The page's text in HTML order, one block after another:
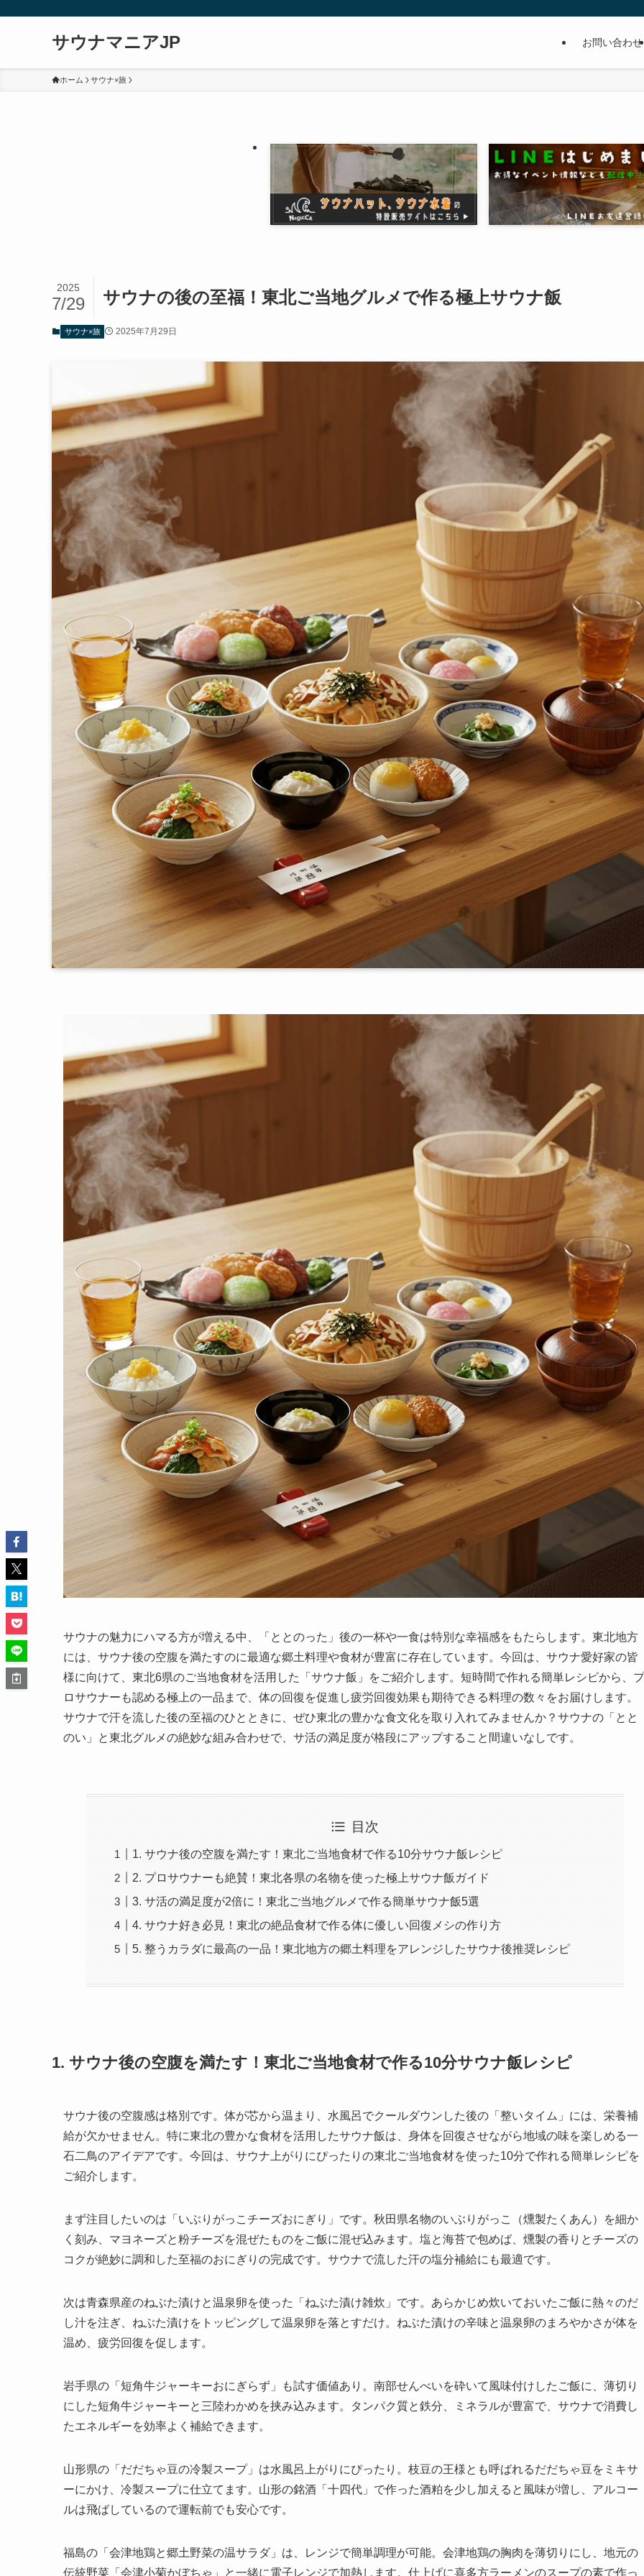
サウナマニアJP お問い合わせ
ホーム サウナ×旅
サウナの後の至福！東北ご当地グルメで作る極上サウナ飯
2025
7/29
サウナ×旅 2025年7月29日
サウナの魅力にハマる方が増える中、「ととのった」後の一杯や一食は特別な幸福感をもたらします。東北地方
には、サウナ後の空腹を満たすのに最適な郷土料理や食材が豊富に存在しています。今回は、サウナ愛好家の皆
様に向けて、東北6県のご当地食材を活用した「サウナ飯」をご紹介します。短時間で作れる簡単レシピから、プ
ロサウナーも認める極上の一品まで、体の回復を促進し疲労回復効果も期待できる料理の数々をお届けします。
サウナで汗を流した後の至福のひとときに、ぜひ東北の豊かな食文化を取り入れてみませんか？サウナの「とと
のい」と東北グルメの絶妙な組み合わせで、サ活の満足度が格段にアップすること間違いなしです。
目次
1. サウナ後の空腹を満たす！東北ご当地食材で作る10分サウナ飯レシピ
2. プロサウナーも絶賛！東北各県の名物を使った極上サウナ飯ガイド
3. サ活の満足度が2倍に！東北ご当地グルメで作る簡単サウナ飯5選
4. サウナ好き必見！東北の絶品食材で作る体に優しい回復メシの作り方
5. 整うカラダに最高の一品！東北地方の郷土料理をアレンジしたサウナ後推奨レシピ
1. サウナ後の空腹を満たす！東北ご当地食材で作る10分サウナ飯レシピ
サウナ後の空腹感は格別です。体が芯から温まり、水風呂でクールダウンした後の「整いタイム」には、栄養補
給が欠かせません。特に東北の豊かな食材を活用したサウナ飯は、身体を回復させながら地域の味を楽しめる一
石二鳥のアイデアです。今回は、サウナ上がりにぴったりの東北ご当地食材を使った10分で作れる簡単レシピを
ご紹介します。
まず注目したいのは「いぶりがっこチーズおにぎり」です。秋田県名物のいぶりがっこ（燻製たくあん）を細か
く刻み、マヨネーズと粉チーズを混ぜたものをご飯に混ぜ込みます。塩と海苔で包めば、燻製の香りとチーズの
コクが絶妙に調和した至福のおにぎりの完成です。サウナで流した汗の塩分補給にも最適です。
次は青森県産のねぶた漬けと温泉卵を使った「ねぶた漬け雑炊」です。あらかじめ炊いておいたご飯に熱々のだ
し汁を注ぎ、ねぶた漬けをトッピングして温泉卵を落とすだけ。ねぶた漬けの辛味と温泉卵のまろやかさが体を
温め、疲労回復を促します。
岩手県の「短角牛ジャーキーおにぎらず」も試す価値あり。南部せんべいを砕いて風味付けしたご飯に、薄切り
にした短角牛ジャーキーと三陸わかめを挟み込みます。タンパク質と鉄分、ミネラルが豊富で、サウナで消費し
たエネルギーを効率よく補給できます。
山形県の「だだちゃ豆の冷製スープ」は水風呂上がりにぴったり。枝豆の王様とも呼ばれるだだちゃ豆をミキサ
ーにかけ、冷製スープに仕立てます。山形の銘酒「十四代」で作った酒粕を少し加えると風味が増し、アルコー
ルは飛ばしているので運転前でも安心です。
福島の「会津地鶏と郷土野菜の温サラダ」は、レンジで簡単調理が可能。会津地鶏の胸肉を薄切りにし、地元の
伝統野菜「会津小菊かぼちゃ」と一緒に電子レンジで加熱します。仕上げに喜多方ラーメンのスープの素で作っ